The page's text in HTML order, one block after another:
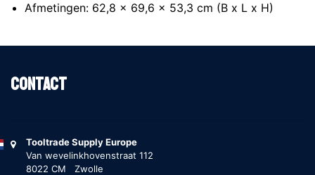
Afmetingen: 62,8 x 69,6 x 53,3 cm (B x L x H)
Contact
Tooltrade Supply Europe
Van wevelinkhovenstraat 112
8022 CM Zwolle